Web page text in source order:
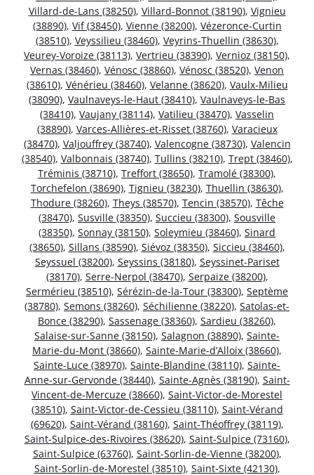
Villard-de-Lans (38250), Villard-Bonnot (38190), Vignieu
(38890), Vif (38450), Vienne (38200), Vézeronce-Curtin
(38510), Veyssilieu (38460), Veyrins-Thuellin (38630),
Veurey-Voroize (38113), Vertrieu (38390), Vernioz (38150),
Vernas (38460), Vénosc (38860), Vénosc (38520), Venon
(38610), Vénérieu (38460), Velanne (38620), Vaulx-Milieu
(38090), Vaulnaveys-le-Haut (38410), Vaulnaveys-le-Bas
(38410), Vaujany (38114), Vatilieu (38470), Vasselin
(38890), Varces-Allières-et-Risset (38760), Varacieux
(38470), Valjouffrey (38740), Valencogne (38730), Valencin
(38540), Valbonnais (38740), Tullins (38210), Trept (38460),
Tréminis (38710), Treffort (38650), Tramolé (38300),
Torchefelon (38690), Tignieu (38230), Thuellin (38630),
Thodure (38260), Theys (38570), Tencin (38570), Têche
(38470), Susville (38350), Succieu (38300), Sousville
(38350), Sonnay (38150), Soleymieu (38460), Sinard
(38650), Sillans (38590), Siévoz (38350), Siccieu (38460),
Seyssuel (38200), Seyssins (38180), Seyssinet-Pariset
(38170), Serre-Nerpol (38470), Serpaize (38200),
Sermérieu (38510), Sérézin-de-la-Tour (38300), Septème
(38780), Semons (38260), Séchilienne (38220), Satolas-et-
Bonce (38290), Sassenage (38360), Sardieu (38260),
Salaise-sur-Sanne (38150), Salagnon (38890), Sainte-
Marie-du-Mont (38660), Sainte-Marie-d’Alloix (38660),
Sainte-Luce (38970), Sainte-Blandine (38110), Sainte-
Anne-sur-Gervonde (38440), Sainte-Agnès (38190), Saint-
Vincent-de-Mercuze (38660), Saint-Victor-de-Morestel
(38510), Saint-Victor-de-Cessieu (38110), Saint-Vérand
(69620), Saint-Vérand (38160), Saint-Théoffrey (38119),
Saint-Sulpice-des-Rivoires (38620), Saint-Sulpice (73160),
Saint-Sulpice (63760), Saint-Sorlin-de-Vienne (38200),
Saint-Sorlin-de-Morestel (38510), Saint-Sixte (42130),